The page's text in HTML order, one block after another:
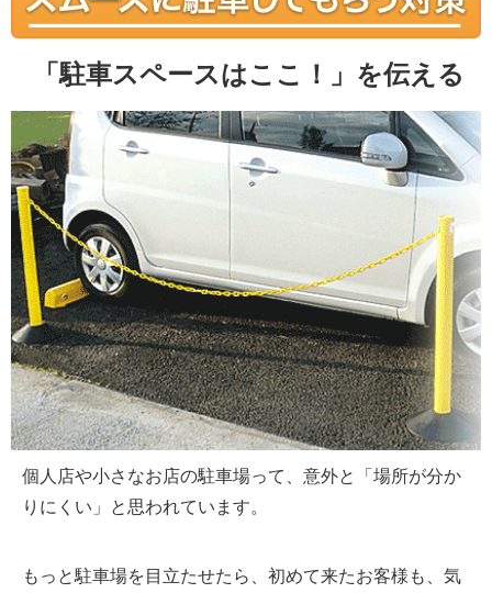
「駐車スペースはここ！」を伝える
個人店や小さなお店の駐車場って、意外と「場所が分か
りにくい」と思われています。
もっと駐車場を目立たせたら、初めて来たお客様も、気